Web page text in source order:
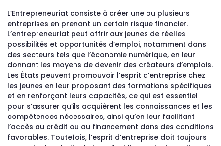
L’Entrepreneuriat consiste à créer une ou plusieurs
entreprises en prenant un certain risque financier.
L’entrepreneuriat peut offrir aux jeunes de réelles
possibilités et opportunités d’emploi, notamment dans
des secteurs tels que l’économie numérique, en leur
donnant les moyens de devenir des créateurs d’emplois.
Les États peuvent promouvoir l’esprit d’entreprise chez
les jeunes en leur proposant des formations spécifiques
et en renforçant leurs capacités, ce qui est essentiel
pour s’assurer qu’ils acquièrent les connaissances et les
compétences nécessaires, ainsi qu’en leur facilitant
l’accès au crédit ou au financement dans des conditions
favorables. Toutefois, l’esprit d’entreprise doit toujours